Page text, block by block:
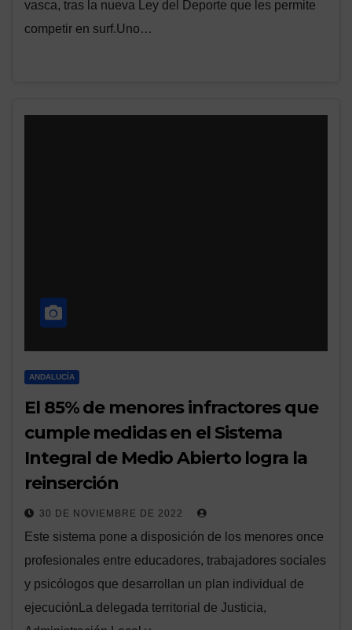
vasca, tras la nueva Ley del Deporte que les permite
competir en surf.Uno…
ANDALUCÍA
El 85% de menores infractores que
cumple medidas en el Sistema
Integral de Medio Abierto logra la
reinserción
30 DE NOVIEMBRE DE 2022
Este sistema pone a disposición de los menores once
profesionales entre educadores, trabajadores sociales
y psicólogos que desarrollan un plan individual de
ejecuciónLa delegada territorial de Justicia,